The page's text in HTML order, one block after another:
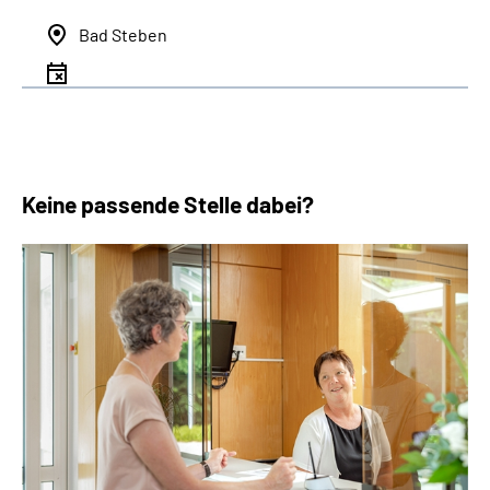
Bad Steben
Keine passende Stelle dabei?